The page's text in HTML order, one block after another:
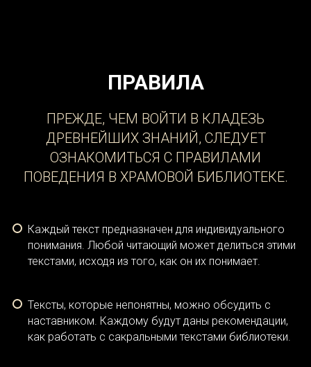
ПРАВИЛА
ПРЕЖДЕ, ЧЕМ ВОЙТИ В КЛАДЕЗЬ
ДРЕВНЕЙШИХ ЗНАНИЙ, СЛЕДУЕТ
ОЗНАКОМИТЬСЯ С ПРАВИЛАМИ
ПОВЕДЕНИЯ В ХРАМОВОЙ БИБЛИОТЕКЕ.
Каждый текст предназначен для индивидуального
понимания. Любой читающий может делиться этими
текстами, исходя из того, как он их понимает.
Тексты, которые непонятны, можно обсудить с
наставником. Каждому будут даны рекомендации,
как работать с сакральными текстами библиотеки.